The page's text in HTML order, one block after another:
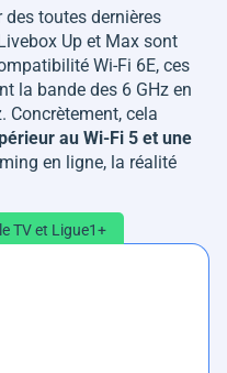
toutes dernières
Up et Max sont
Wi-Fi 6E, ces
la bande des 6 GHz en
Concrètement, cela
au Wi-Fi 5 et une
en ligne, la réalité
TV et Ligue1+